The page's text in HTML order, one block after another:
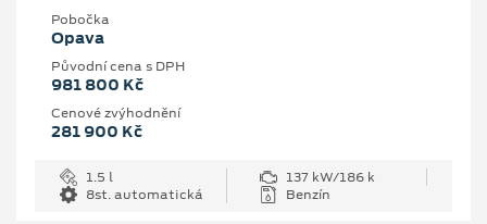
Pobočka
Opava
Původní cena s DPH
981 800 Kč
Cenové zvýhodnění
281 900 Kč
1.5 l
137 kW/186 k
8st. automatická
Benzín